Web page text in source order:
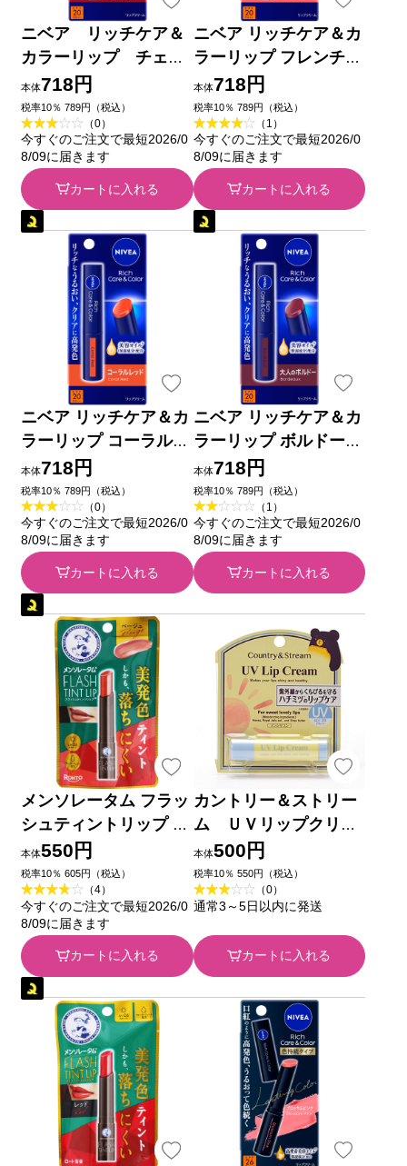
ニベア リッチケア＆
カラーリップ チェリ
ーブラウン ２ｇ 花王
本体718円
税率10％ 789円（税込）
（0）
今すぐのご注文で最短2026/0
8/09に届きます
カートに入れる
ニベア リッチケア＆カ
ラーリップ フレンチピ
ンク ２ｇ 花王
本体718円
税率10％ 789円（税込）
（1）
今すぐのご注文で最短2026/0
8/09に届きます
カートに入れる
ニベア リッチケア＆カ
ラーリップ コーラルレ
ッド ２ｇ 花王
本体718円
税率10％ 789円（税込）
（0）
今すぐのご注文で最短2026/0
8/09に届きます
カートに入れる
ニベア リッチケア＆カ
ラーリップ ボルドー
２ｇ 花王
本体718円
税率10％ 789円（税込）
（1）
今すぐのご注文で最短2026/0
8/09に届きます
カートに入れる
メンソレータム フラッ
シュティントリップ ベ
ージュ ２．０ｇ ロー
ト製薬
本体550円
税率10％ 605円（税込）
（4）
今すぐのご注文で最短2026/0
8/09に届きます
カートに入れる
カントリー＆ストリー
ム ＵＶリップクリー
ム ＨＭ ４．５ｇ 井
田ラボラトリーズ
本体500円
税率10％ 550円（税込）
（0）
通常3～5日以内に発送
カートに入れる